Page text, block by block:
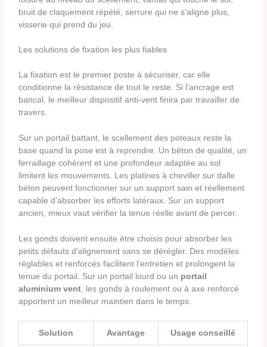
bruit de claquement répété, serrure qui ne s’aligne plus,
visserie qui prend du jeu.
Les solutions de fixation les plus fiables
La fixation est le premier poste à sécuriser, car elle
conditionne la résistance de tout le reste. Si l’ancrage est
bancal, le meilleur dispositif anti-vent finira par travailler de
travers.
Sur un portail battant, le scellement des poteaux reste la
base quand la pose est à reprendre. Un béton de qualité, un
ferraillage cohérent et une profondeur adaptée au sol
limitent les mouvements. Les platines à cheviller sur dalle
béton peuvent fonctionner sur un support sain et réellement
capable d’absorber les efforts latéraux. Sur un support
ancien, mieux vaut vérifier la tenue réelle avant de percer.
Les gonds doivent ensuite être choisis pour absorber les
petits défauts d’alignement sans se dérégler. Des modèles
réglables et renforcés facilitent l’entretien et prolongent la
tenue du portail. Sur un portail lourd ou un portail
aluminium vent , les gonds à roulement ou à axe renforcé
apportent un meilleur maintien dans le temps.
Solution Avantage Usage conseillé